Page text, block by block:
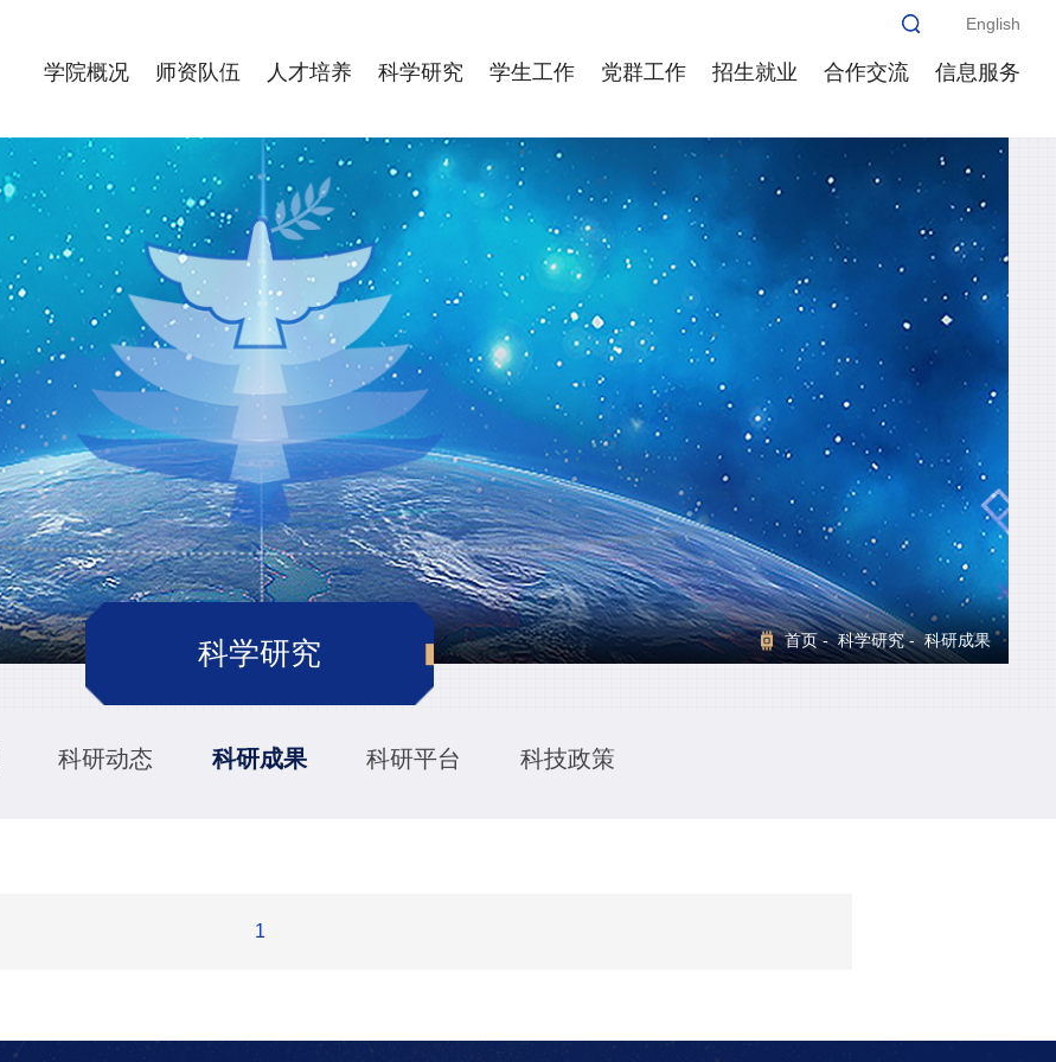
English
学院概况 师资队伍 人才培养 科学研究 学生工作 党群工作 招生就业 合作交流 信息服务
首页-科学研究- 科研成果
科学研究
科研动态 科研成果 科研平台 科技政策
1